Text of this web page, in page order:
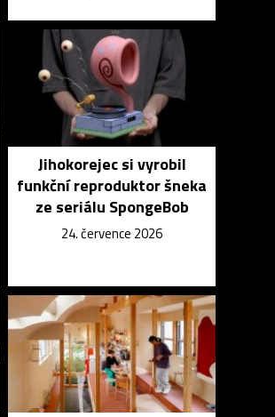
Jihokorejec si vyrobil
funkční reproduktor šneka
ze seriálu SpongeBob
24. července 2026